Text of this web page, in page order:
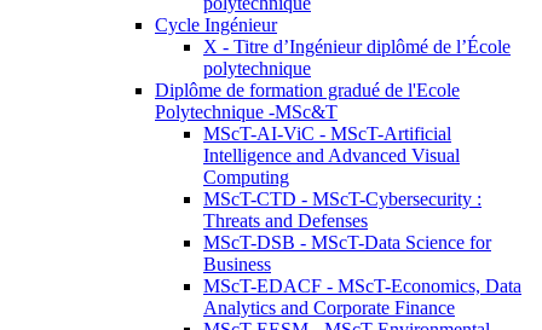
Cycle Ingénieur
X - Titre d’Ingénieur diplômé de l’École
polytechnique
Diplôme de formation gradué de l'Ecole
Polytechnique -MSc&T
MScT-AI-ViC - MScT-Artificial
Intelligence and Advanced Visual
Computing
MScT-CTD - MScT-Cybersecurity :
Threats and Defenses
MScT-DSB - MScT-Data Science for
Business
MScT-EDACF - MScT-Economics, Data
Analytics and Corporate Finance